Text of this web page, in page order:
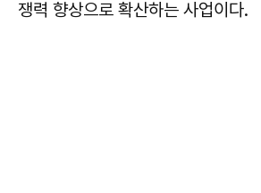
쟁력 향상으로 확산하는 사업이다.